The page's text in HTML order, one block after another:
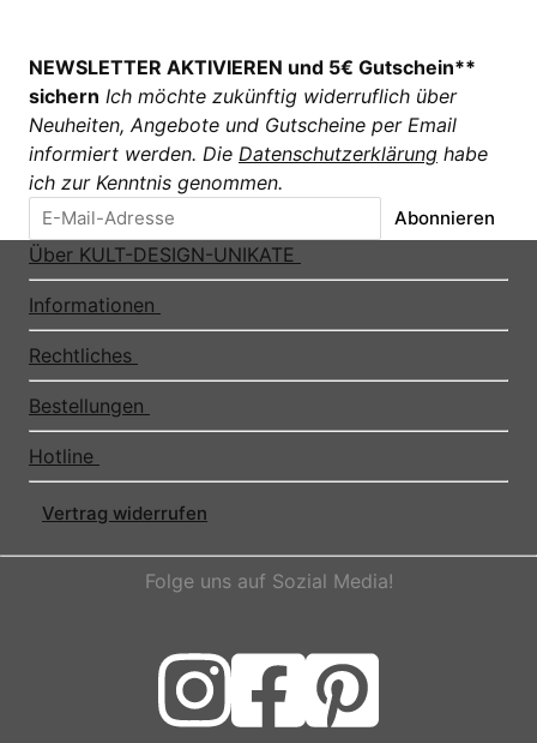
NEWSLETTER AKTIVIEREN und 5€ Gutschein**
sichern Ich möchte zukünftig widerruflich über
Neuheiten, Angebote und Gutscheine per Email
informiert werden. Die Datenschutzerklärung habe
ich zur Kenntnis genommen.
Abonnieren
Über KULT-DESIGN-UNIKATE
Informationen
Rechtliches
Bestellungen
Hotline
Vertrag widerrufen
Folge uns auf Sozial Media!